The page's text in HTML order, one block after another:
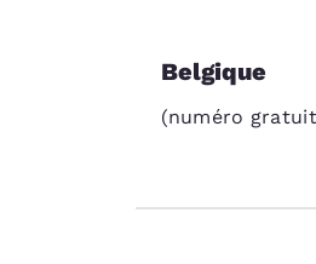
Belgique
(numéro